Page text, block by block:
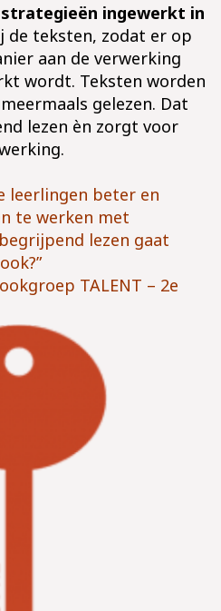
strategieën ingewerkt in
de teksten, zodat er op
aan de verwerking
wordt. Teksten worden
gelezen. Dat
lezen èn zorgt voor
leerlingen beter en
te werken met
lezen gaat
TALENT – 2e